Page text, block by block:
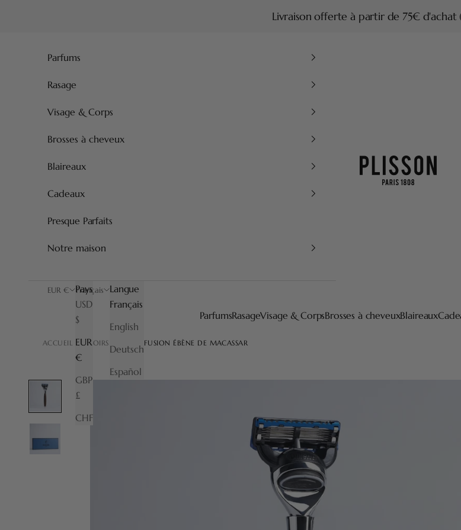
Livraison offerte à partir de 75€ d'achat
Plisson 1808
ParfumsRasageVisage & CorpsBrosses à cheveuxBlaireaux
Parfums
Rasage
Visage & Corps
Brosses à cheveux
Blaireaux
Cadeaux
Presque Parfaits
Notre maison
EUR €
Pays
USD
$
EUR
€
GBP
£
CHF
Français
Langue
Français
English
Deutsch
Español
ACCUEIL RASOIRS RASOIR FUSION ÉBÈNE DE MACASSAR